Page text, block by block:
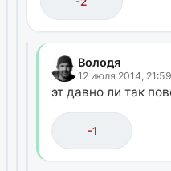
Володя
12 июля 2014, 21:59
эт давно ли так
-1